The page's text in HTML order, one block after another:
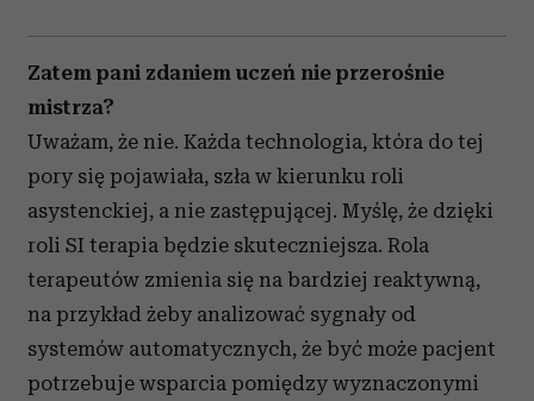
Zatem pani zdaniem uczeń nie przerośnie
mistrza?
Uważam, że nie. Każda technologia, która do tej
pory się pojawiała, szła w kierunku roli
asystenckiej, a nie zastępującej. Myślę, że dzięki
roli SI terapia będzie skuteczniejsza. Rola
terapeutów zmienia się na bardziej reaktywną,
na przykład żeby analizować sygnały od
systemów automatycznych, że być może pacjent
potrzebuje wsparcia pomiędzy wyznaczonymi